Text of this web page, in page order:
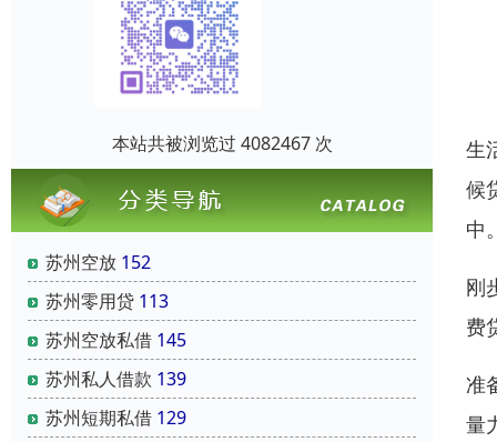
本站共被浏览过 4082467 次
苏州空放 152
苏州零用贷 113
苏州空放私借 145
苏州私人借款 139
苏州短期私借 129
生
候
中
刚
费
准
量